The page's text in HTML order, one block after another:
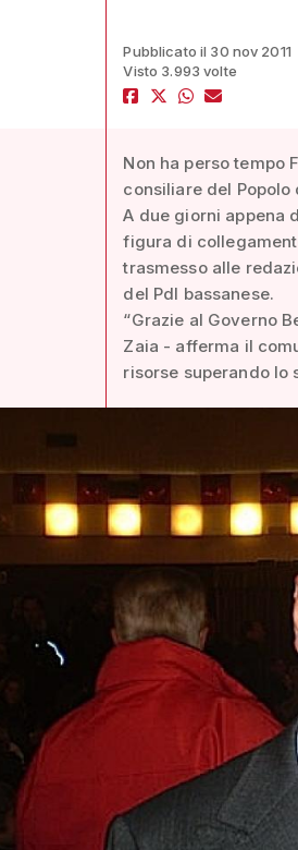
Pubblicato il 30 nov 2011
Visto 3.993 volte
Non ha perso tempo
consiliare del Popolo
A due giorni appena
figura di
trasmesso alle
del Pdl bassanese.
“Grazie al Governo
Zaia - afferma il
risorse superando lo